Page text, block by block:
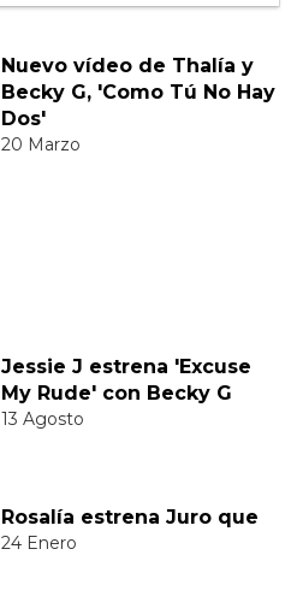
Nuevo vídeo de Thalía y
Becky G, 'Como Tú No Hay
Dos'
20 Marzo
Jessie J estrena 'Excuse
My Rude' con Becky G
13 Agosto
Rosalía estrena Juro que
24 Enero